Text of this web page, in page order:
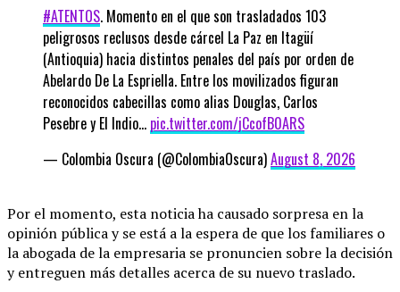
#ATENTOS. Momento en el que son trasladados 103
peligrosos reclusos desde cárcel La Paz en Itagüí
(Antioquia) hacia distintos penales del país por orden de
Abelardo De La Espriella. Entre los movilizados figuran
reconocidos cabecillas como alias Douglas, Carlos
Pesebre y El Indio… pic.twitter.com/jCcofB0ARS
— Colombia Oscura (@ColombiaOscura)August 8, 2026
Por el momento, esta noticia ha causado sorpresa en la
opinión pública y se está a la espera de que los familiares o
la abogada de la empresaria se pronuncien sobre la decisión
y entreguen más detalles acerca de su nuevo traslado.